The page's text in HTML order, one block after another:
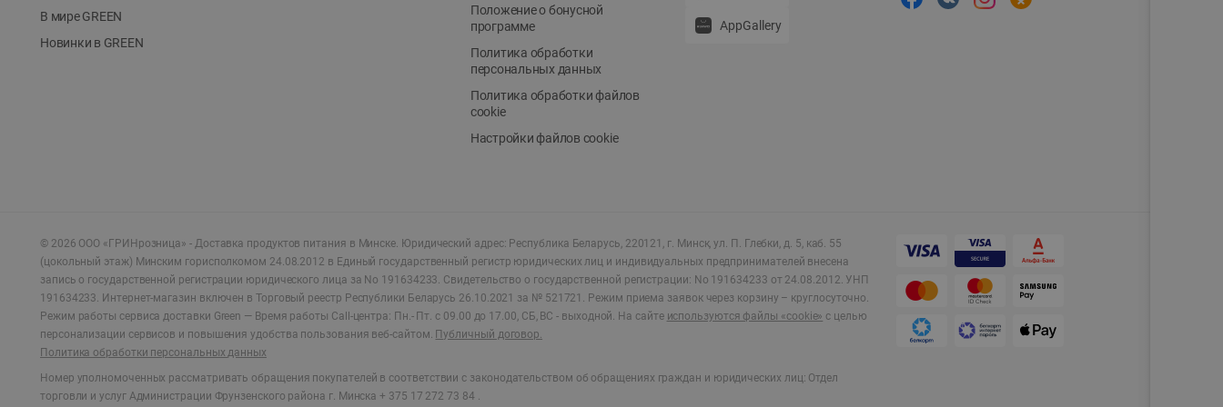
В мире GREEN
Новинки в GREEN
Положение о бонусной
программе
Политика обработки
персональных данных
Политика обработки файлов
cookie
Настройки файлов cookie
AppGallery
© 2026 ООО «ГРИНрозница» - Доставка продуктов питания в Минске. Юридический адрес: Республика Беларусь, 220121, г. Минск, ул. П. Глебки, д. 5, каб. 55
(цокольный этаж) Минским горисполкомом 24.08.2012 в Единый государственный регистр юридических лиц и индивидуальных предпринимателей внесена
запись о государственной регистрации юридического лица за No 191634233. Свидетельство о государственной регистрации: No 191634233 от 24.08.2012. УНП
191634233. Интернет-магазин включен в Торговый реестр Республики Беларусь 26.10.2021 за № 521721. Режим приема заявок через корзину – круглосуточно.
Режим работы сервиса доставки Green — Время работы Call-центра: Пн.- Пт. с 09.00 до 17.00, СБ, ВС - выходной. На сайте используются файлы «cookie» с целью
персонализации сервисов и повышения удобства пользования веб-сайтом. Публичный договор.
Политика обработки персональных данных
Номер уполномоченных рассматривать обращения покупателей в соответствии с законодательством об обращениях граждан и юридических лиц: Отдел
торговли и услуг Администрации Фрунзенского района г. Минска + 375 17 272 73 84 .